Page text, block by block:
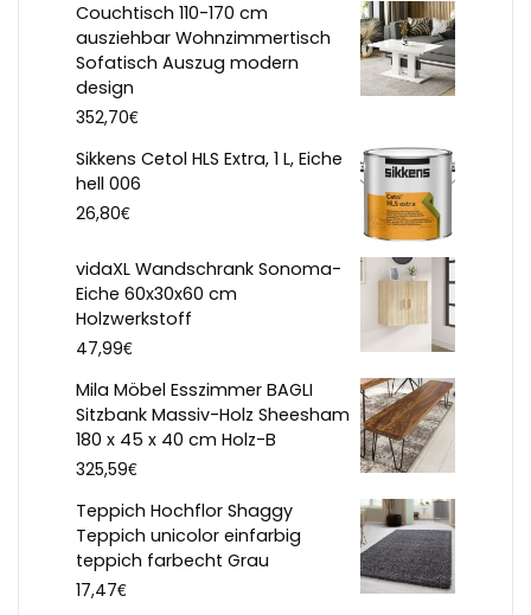
Couchtisch 110-170 cm
ausziehbar Wohnzimmertisch
Sofatisch Auszug modern
design
352,70€
Sikkens Cetol HLS Extra, 1 L, Eiche
hell 006
26,80€
vidaXL Wandschrank Sonoma-
Eiche 60x30x60 cm
Holzwerkstoff
47,99€
Mila Möbel Esszimmer BAGLI
Sitzbank Massiv-Holz Sheesham
180 x 45 x 40 cm Holz-B
325,59€
Teppich Hochflor Shaggy
Teppich unicolor einfarbig
teppich farbecht Grau
17,47€